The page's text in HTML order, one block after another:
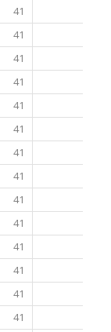
41
41
41
41
41
41
41
41
41
41
41
41
41
41